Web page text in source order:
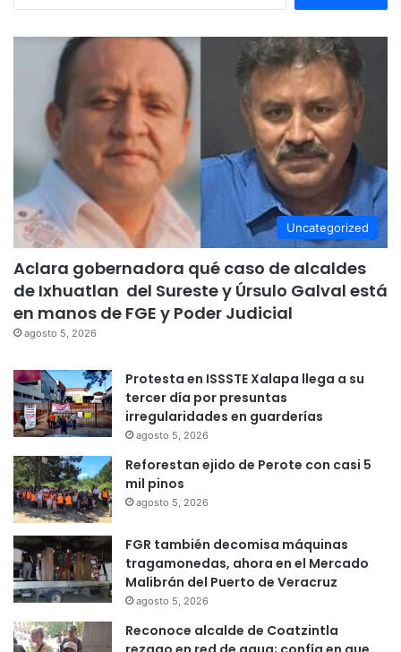
Uncategorized
Aclara gobernadora qué caso de alcaldes
de Ixhuatlan del Sureste y Úrsulo Galval está
en manos de FGE y Poder Judicial
agosto 5, 2026
Protesta en ISSSTE Xalapa llega a su
tercer día por presuntas
irregularidades en guarderías
agosto 5, 2026
Reforestan ejido de Perote con casi 5
mil pinos
agosto 5, 2026
FGR también decomisa máquinas
tragamonedas, ahora en el Mercado
Malibrán del Puerto de Veracruz
agosto 5, 2026
Reconoce alcalde de Coatzintla